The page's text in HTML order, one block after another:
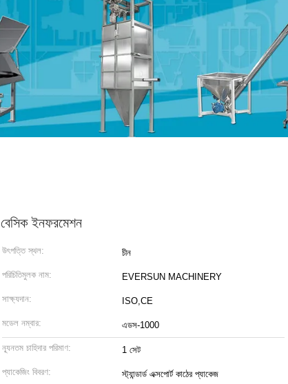
বেসিক ইনফরমেশন
উৎপত্তি স্থল: চীন
পরিচিতিমুলক নাম: EVERSUN MACHINERY
সাক্ষ্যদান: ISO,CE
মডেল নম্বার: এডস-1000
ন্যূনতম চাহিদার পরিমাণ: 1 সেট
প্যাকেজিং বিবরণ: স্ট্যান্ডার্ড এক্সপোর্ট কাঠের প্যাকেজ